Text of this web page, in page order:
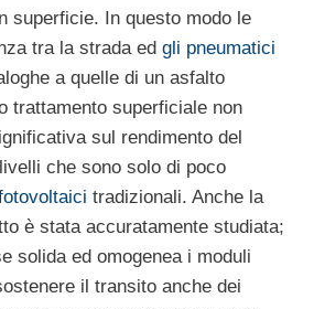
superficie. In questo modo le
tra la strada ed gli pneumatici
a quelle di un asfalto
trattamento superficiale non
sul rendimento del
che sono solo di poco
tradizionali. Anche la
è stata accuratamente studiata;
solida ed omogenea i moduli
il transito anche dei